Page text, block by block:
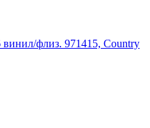
флиз. 971415, Country